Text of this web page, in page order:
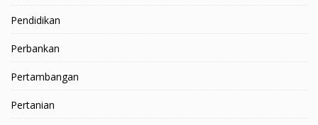
Pendidikan
Perbankan
Pertambangan
Pertanian